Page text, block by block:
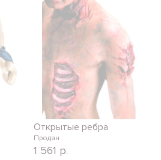
Открытые ребра
Продан
1 561 р.